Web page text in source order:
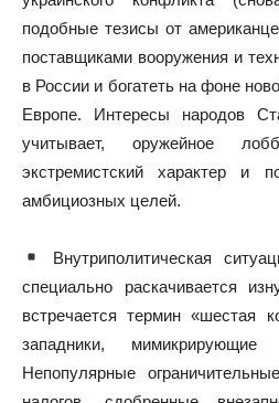
подобные тезисы от
поставщиками вооружения и
в России и богатеть на фоне
Европе. Интересы народов
учитывает, оружейное
экстремистский характер и
амбициозных целей.
Внутриполитическая
специально раскачивается
встречается термин «шестая
западники, мимикрирующие
Непопулярные